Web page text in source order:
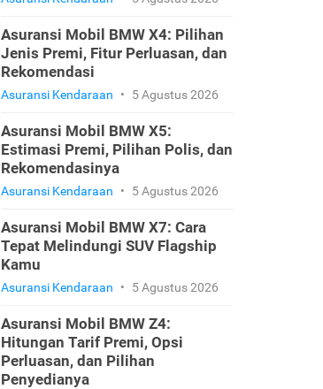
Asuransi Mobil BMW X4: Pilihan
Jenis Premi, Fitur Perluasan, dan
Rekomendasi
Asuransi Kendaraan • 5 Agustus 2026
Asuransi Mobil BMW X5:
Estimasi Premi, Pilihan Polis, dan
Rekomendasinya
Asuransi Kendaraan • 5 Agustus 2026
Asuransi Mobil BMW X7: Cara
Tepat Melindungi SUV Flagship
Kamu
Asuransi Kendaraan • 5 Agustus 2026
Asuransi Mobil BMW Z4:
Hitungan Tarif Premi, Opsi
Perluasan, dan Pilihan
Penyedianya